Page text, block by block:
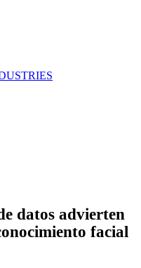
datos advierten
facial